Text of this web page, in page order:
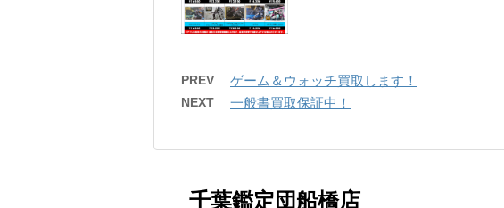
PREV ゲーム＆ウォッチ買取します！
NEXT 一般書買取保証中！
千葉鑑定団船橋店